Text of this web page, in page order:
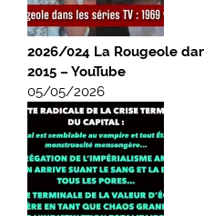
2026/024 La Rougeole
2015 – YouTube
05/05/2026